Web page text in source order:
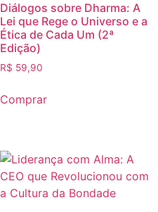
Diálogos sobre Dharma: A
Lei que Rege o Universo e a
Ética de Cada Um (2ª
Edição)
R$ 59,90
Comprar